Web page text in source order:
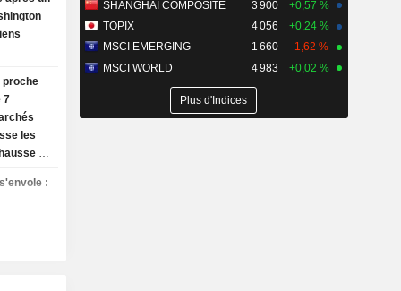
proche
7
les
de
:
SHANGHAI COMPOSITE
3 900
+0,57 %
TOPIX
4 056
+0,24 %
MSCI EMERGING
1 660
-1,62 %
MSCI WORLD
4 983 +0,02 %
Plus d'Indices